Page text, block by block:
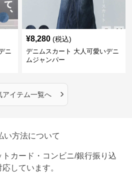
ニ
¥8,280 (税込)
デニムスカート 大人可愛いデニ
ムジャンパー
アイテム一覧へ ›
い方法について
カード・コンビニ/銀行振り込
しています。